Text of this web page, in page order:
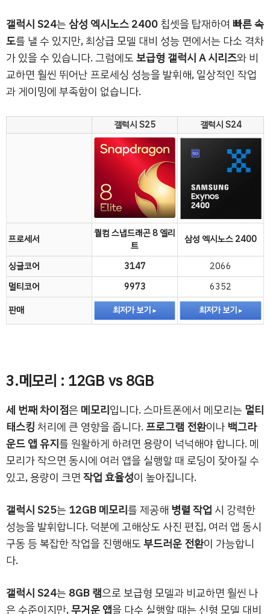
갤럭시 S24는삼성 엑시노스 2400칩셋을 탑재하여 빠른 속
도를 낼 수 있지만, 최상급 모델 대비 성능 면에서는 다소 격차
가 있을 수 있습니다. 그럼에도보급형 갤럭시 A 시리즈와 비
교하면 훨씬 뛰어난 프로세싱 성능을 발휘해, 일상적인 작업
과 게이밍에 부족함이 없습니다.
갤럭시 S25 갤럭시 S24
프로세서
퀄컴 스냅드래곤 8 엘리
트
삼성 엑시노스 2400
싱글코어 3147
2066
멀티코어
9973
6352
판매
최저가 보기 최저가 보기
3.메모리 : 12GB vs 8GB
세 번째 차이점은 메모리입니다. 스마트폰에서 메모리는 멀티
태스킹처리에 큰 영향을 줍니다.프로그램 전환이나 백그라
운드 앱 유지를 원활하게 하려면 용량이 넉넉해야 합니다. 메
모리가 작으면 동시에 여러 앱을 실행할 때 로딩이 잦아질 수
있고, 용량이 크면 작업 효율성이 높아집니다.
갤럭시 S25는 12GB 메모리를 제공해 병렬 작업 시 강력한
성능을 발휘합니다. 덕분에 고해상도 사진 편집, 여러 앱 동시
구동 등 복잡한 작업을 진행해도부드러운 전환이 가능합니
다.
갤럭시 S24는 8GB 램으로 보급형 모델과 비교하면 훨씬 나
은 수준이지만,무거운 앱을 다수 실행할 때는 신형 모델 대비